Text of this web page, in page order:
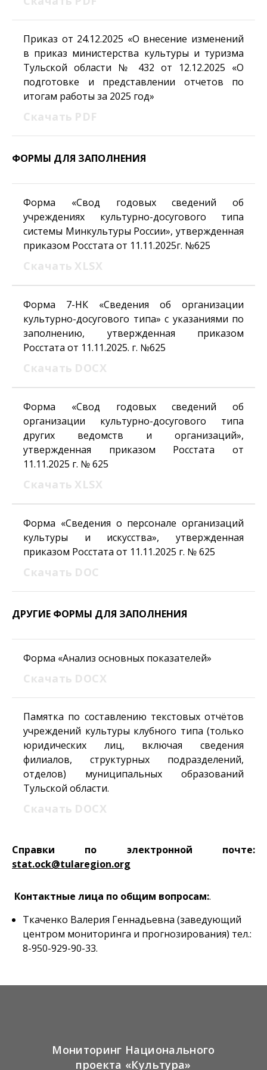
Приказ от 24.12.2025 «О внесение изменений
в приказ министерства культуры и туризма
Тульской области № 432 от 12.12.2025 «О
подготовке и представлении отчетов по
итогам работы за 2025 год»
PDF
Скачать
ФОРМЫ ДЛЯ ЗАПОЛНЕНИЯ
Форма «Свод годовых сведений об
учреждениях культурно-досугового типа
системы Минкультуры России», утвержденная
приказом Росстата от 11.11.2025г. №625
XLSX
Скачать
Форма 7-НК «Сведения об организации
культурно-досугового типа» с указаниями по
заполнению, утвержденная приказом
Росстата от 11.11.2025. г. №625
DOCX
Скачать
Форма «Свод годовых сведений об
организации культурно-досугового типа
других ведомств и организаций»,
утвержденная приказом Росстата от
11.11.2025 г. № 625
XLSX
Скачать
Форма «Сведения о персонале организаций
культуры и искусства», утвержденная
приказом Росстата от 11.11.2025 г. № 625
DOC
Скачать
ДРУГИЕ ФОРМЫ ДЛЯ ЗАПОЛНЕНИЯ
Форма «Анализ основных показателей»
DOCX
Скачать
Памятка по составлению текстовых отчётов
учреждений культуры клубного типа (только
юридических лиц, включая сведения
филиалов, структурных подразделений,
отделов) муниципальных образований
Тульской области.
DOCX
Скачать
Справки по электронной почте:
stat.ock@tularegion.org
Контактные лица по общим вопросам:.
Ткаченко Валерия Геннадьевна (заведующий
центром мониторинга и прогнозирования) тел.:
8-950-929-90-33.
Мониторинг Национального
проекта «Культура»